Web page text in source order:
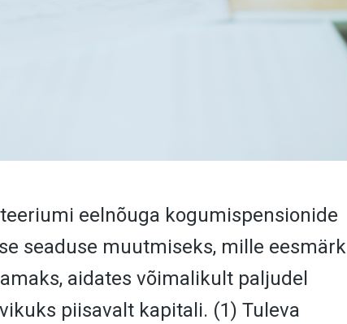
eelnõuga kogumispensionide
seaduse muutmiseks, mille eesmärk
aidates võimalikult paljudel
piisavalt kapitali. (1) Tuleva